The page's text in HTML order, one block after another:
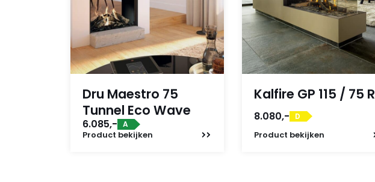
Dru Maestro 75
Tunnel Eco Wave
6.085,- A
Product bekijken
Kalfire GP 115 / 75 R
8.080,- D
Product bekijken